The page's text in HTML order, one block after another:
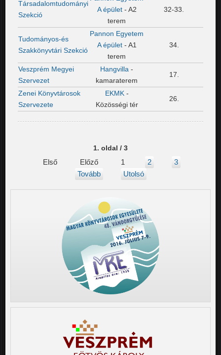
Társadalomtudományi
Szekció
A épület- A2
terem
32-33.
Tudományos-és
Szakkönyvtári Szekció
Pannon Egyetem
A épület- A1
terem
34.
Veszprém Megyei
Szervezet
Hangvilla-
kamaraterem
17.
Zenei Könyvtárosok
Szervezete
EKMK -
Közösségi tér
26.
1. oldal / 3
Első Előző 1 2
3
Tovább
Utolsó